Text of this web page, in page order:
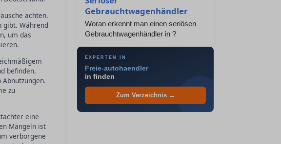
achten.
gibt. Während
um das
befinden.
zu
eine
Mängeln ist
verborgene
Gebrauchtwagenhändler
Woran erkennt man einen seriösen
Gebrauchtwagenhändler in ?
EXPERTEN IN
Freie-autohaendler
in finden
Zum Verzeichnis →